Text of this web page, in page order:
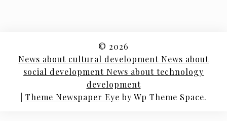
© 2026
News about cultural development News about
social development News about technology
development
Theme Newspaper Eye by Wp Theme Space.